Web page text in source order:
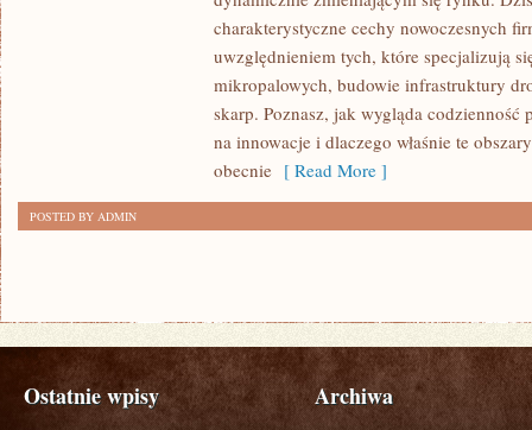
CHARAKTERYZUJE
charakterystyczne cechy nowoczesnych
uwzględnieniem tych, które specjalizują
mikropalowych, budowie infrastruktury
skarp. Poznasz, jak wygląda codzienność
na innowacje i dlaczego właśnie te
obecnie [ Read More ]
POSTED BY ADMIN
Ostatnie wpisy Archiwa